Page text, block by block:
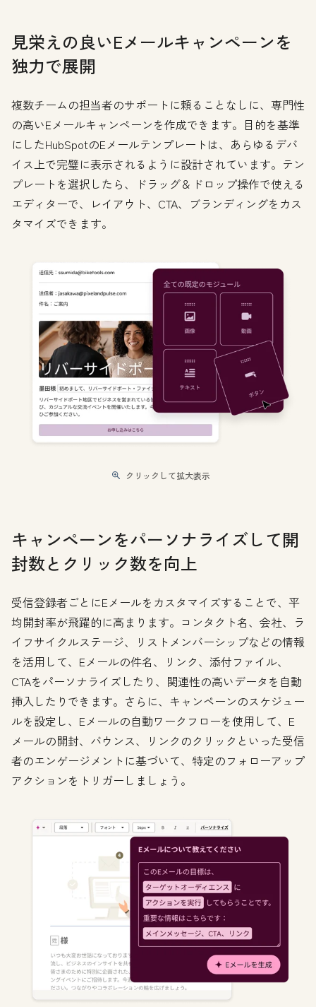
見栄えの良いEメールキャンペーンを
独力で展開
複数チームの担当者のサポートに頼ることなしに、専門性
の高いEメールキャンペーンを作成できます。目的を基準
にしたHubSpotのEメールテンプレートは、あらゆるデバ
イス上で完璧に表示されるように設計されています。テン
プレートを選択したら、ドラッグ＆ドロップ操作で使える
エディターで、レイアウト、CTA、ブランディングをカス
タマイズできます。
クリックして拡大表示
キャンペーンをパーソナライズして開
封数とクリック数を向上
受信登録者ごとにEメールをカスタマイズすることで、平
均開封率が飛躍的に高まります。コンタクト名、会社、ラ
イフサイクルステージ、リストメンバーシップなどの情報
を活用して、Eメールの件名、リンク、添付ファイル、
CTAをパーソナライズしたり、関連性の高いデータを自動
挿入したりできます。さらに、キャンペーンのスケジュー
ルを設定し、Eメールの自動ワークフローを使用して、E
メールの開封、バウンス、リンクのクリックといった受信
者のエンゲージメントに基づいて、特定のフォローアップ
アクションをトリガーしましょう。